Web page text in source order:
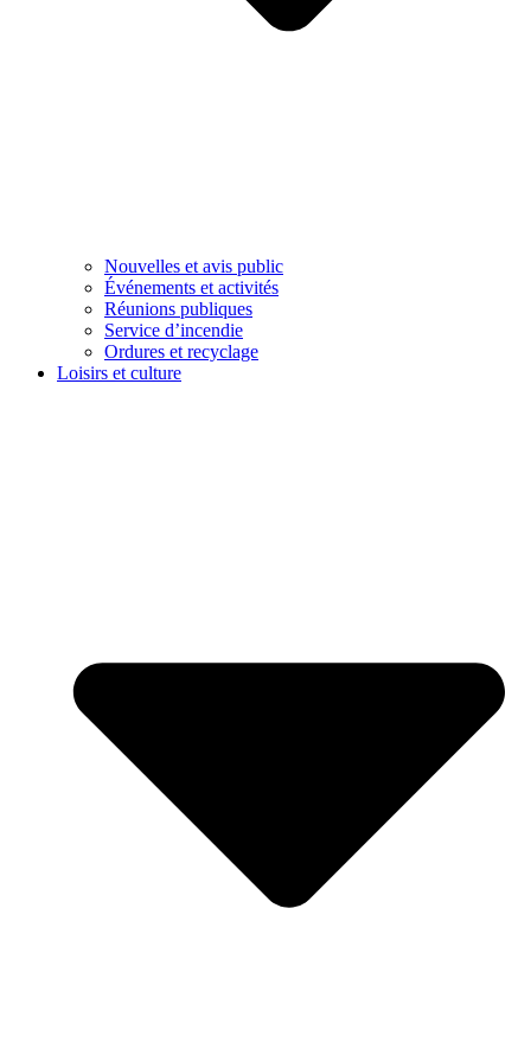
Nouvelles et avis public
Événements et activités
Réunions publiques
Service d’incendie
Ordures et recyclage
Loisirs et culture